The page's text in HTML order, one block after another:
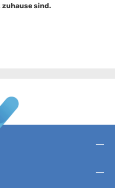
sind.